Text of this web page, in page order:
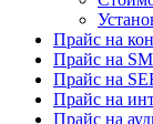
Прайс на
Прайс на
Прайс на
Прайс на
Прайс на